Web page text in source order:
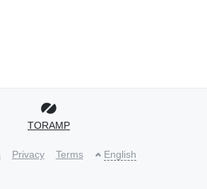
TORAMP
Privacy Terms English